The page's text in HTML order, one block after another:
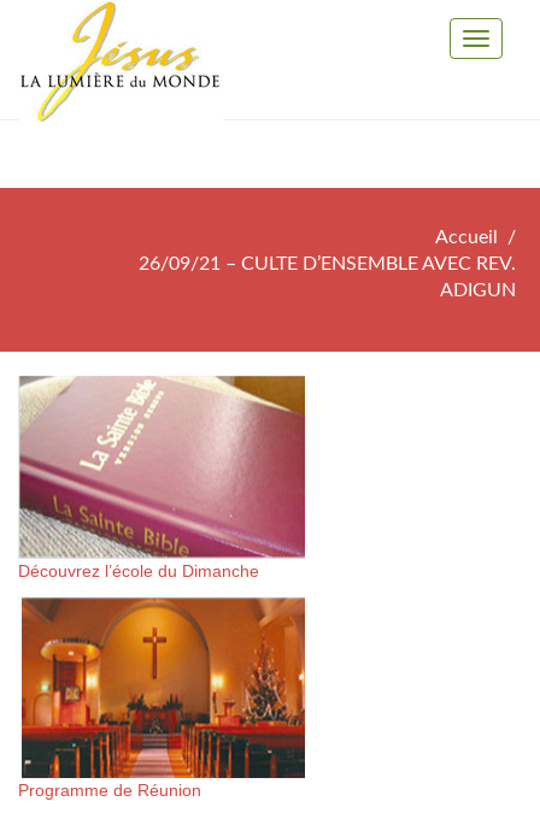
Toggle
Accueil
26/09/21 – CULTE D’ENSEMBLE AVEC REV.
ADIGUN
Découvrez l’école du Dimanche
Programme de Réunion